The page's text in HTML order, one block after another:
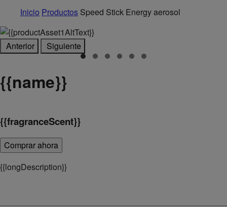
Inicio Productos Speed Stick Energy aerosol
Anterior Siguiente
{{name}}
{{fragranceScent}}
Comprar ahora
{{longDescription}}